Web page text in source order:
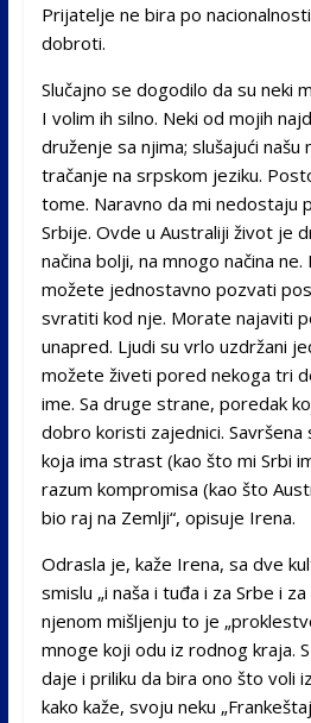
Prijatelje ne bira po
dobroti.
Slučajno se dogodilo da su neki
I volim ih silno. Neki od mojih
druženje sa njima; slušajući našu
tračanje na srpskom jeziku.
tome. Naravno da mi nedostaju
Srbije. Ovde u Australiji život je
načina bolji, na mnogo načina
možete jednostavno pozvati
svratiti kod nje. Morate najaviti
unapred. Ljudi su vrlo uzdržani
možete živeti pored nekoga tri
ime. Sa druge strane, poredak
dobro koristi zajednici. Savršena
koja ima strast (kao što mi Srbi
razum kompromisa (kao što
bio raj na Zemlji“, opisuje Irena.
Odrasla je, kaže Irena, sa dve
smislu „i naša i tuđa i za Srbe i
njenom mišljenju to je
mnoge koji odu iz rodnog kraja.
daje i priliku da bira ono što voli
kako kaže, svoju neku